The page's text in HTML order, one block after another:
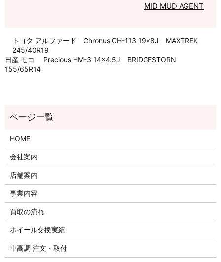
MID MUD AGENT
トヨタ アルファード Chronus CH-113 19×8J MAXTREK
245/40R19
日産 モコ Precious HM-3 14×4.5J BRIDGESTORN
155/65R14
HOME
会社案内
店舗案内
事業内容
買取の流れ
ホイール交換実績
車高調 注文・取付